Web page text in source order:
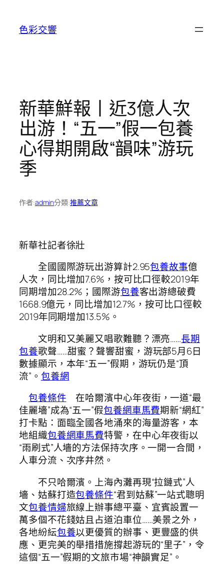
色彩交響
新華鮮報丨近3億人次
出游！“五一”假一包養
心得期開啟“韻味”游玩
季
作者:admin分類:推薦文章
新華社記者徐壯
全國國際游玩出游算計2.95包養故事億
人次，同比增加7.6%，按可比口徑較2019年
同期增加28.2%；國際游包養客出游總破費
1668.9億元，同比增加12.7%，按可比口徑較
2019年同期增加13.5%。
文明和又美麗又唱歌難聽？漂亮……長期
包養歌聲……甜蜜？聲響甜蜜，游玩部5月6日
數據顯示，本年“五一”假期，游玩仍是“頂
流”。 包養網
包養條件 在哈爾濱中心年夜街，一道“最
佳麗墻”成為“五一”假包養網車馬費期新“網紅”
打卡點：面臨全國各地涌來的海量游客，本
地組織包養網車馬費特警，在中心年夜街以
“雨刷式”人墻的方法保持次序。一開一合間，
人車分流、次序井然。
不只哈爾濱。上海內灘再現“拉鏈式”人
墻、姑蘇打造包養條件“君到姑蘇”一站式聰明
文包養情婦旅線上辦事總平臺、宜賓設置一
萬多個不花錢姑且占道泊車位……美景之外，
各地紛紜包養以更優質的辦事、更豐盛的供
應、更完美的舉措措施撐起游玩的“里子”，令
這個“五一”假期的文旅市場“神韻實足”。